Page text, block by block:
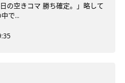
の空きコマ 勝ち確定。」略して
で...